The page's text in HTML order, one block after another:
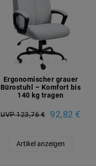
Ergonomischer grauer
Bürostuhl – Komfort bis
140 kg tragen
UVP 123,76 € 92,82 €
Artikel anzeigen